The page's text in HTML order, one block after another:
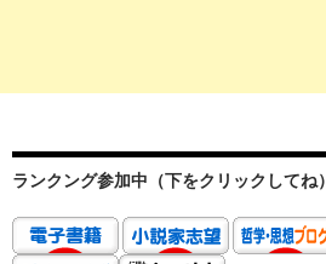
ランクング参加中（下をクリックしてね）